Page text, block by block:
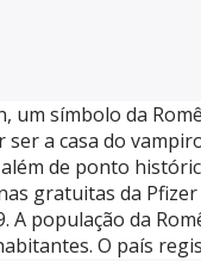
um símbolo da
a casa do
de ponto
gratuitas da
A população da
O país